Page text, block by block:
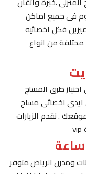
فى جميع اماكن
فكل اخصائيه
من انواع
طرق المساج
اخصائى مساج
. نقدم الزيارات
الرياض متوفر